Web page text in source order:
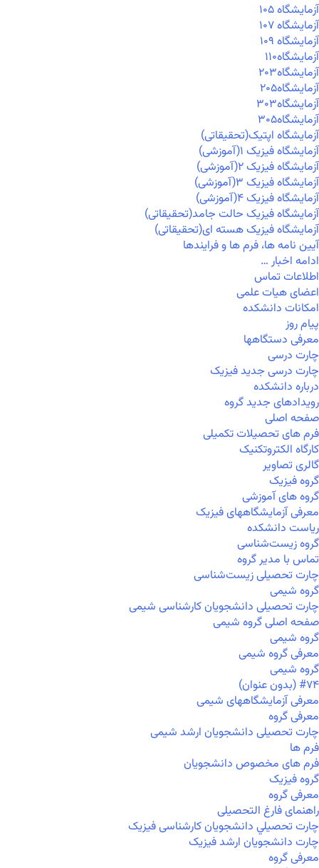
آزمايشگاه ۱۰۵
آزمايشگاه ۱۰۷
آزمايشگاه ۱۰۹
آزمايشگاه۱۱۰
آزمايشگاه۲۰۳
آزمايشگاه۲۰۵
آزمايشگاه۳۰۳
آزمايشگاه۳۰۵
آزمایشگاه اپتیک(تحقیقاتی)
آزمایشگاه فیزیک ۱(آموزشی)
آزمایشگاه فیزیک ۲(آموزشی)
آزمایشگاه فیزیک ۳(آموزشی)
آزمایشگاه فیزیک ۴(آموزشی)
آزمایشگاه فیزیک حالت جامد(تحقیقاتی)
آزمایشگاه فیزیک هسته ای(تحقیقاتی)
آیین نامه ها، فرم ها و فرایندها
ادامه اخبار …
اطلاعات تماس
اعضای هیات علمی
امکانات دانشکده
پیام روز
معرفی دستگاهها
چارت درسی
چارت درسی جدید فیزیک
درباره دانشکده
رویدادهای جدید گروه
صفحه اصلی
فرم های تحصیلات تکمیلی
کارگاه الکتروتکنیک
گالری تصاویر
گروه فیزیک
گروه های آموزشی
معرفی آزمایشگاههای فیزیک
ریاست دانشکده
گروه زیست‌شناسی
تماس با مدیر گروه
چارت تحصیلی زیست‌شناسی
گروه شیمی
چارت تحصیلی دانشجویان کارشناسی شیمی
صفحه اصلی گروه شیمی
گروه شیمی
معرفی گروه شیمی
گروه شیمی
#۷۴ (بدون عنوان)
معرفی آزمایشگاههای شیمی
معرفی گروه
چارت تحصیلی دانشجویان ارشد شیمی
فرم ها
فرم های مخصوص دانشجویان
گروه فیزیک
معرفی گروه
راهنمای فارغ التحصیلی
چارت تحصيلي دانشجویان کارشناسی فیزیک
چارت دانشجویان ارشد فیزیک
معرفی گروه